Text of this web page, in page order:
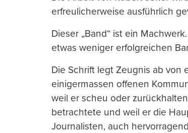
erfreulicherweise ausführlich
Dieser „Band“ ist ein
etwas weniger erfolgreichen
Die Schrift legt Zeugnis ab von
einigermassen offenen
weil er scheu oder
betrachtete und weil er die
Journalisten, auch